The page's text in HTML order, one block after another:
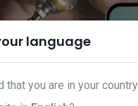
language
that you are in your